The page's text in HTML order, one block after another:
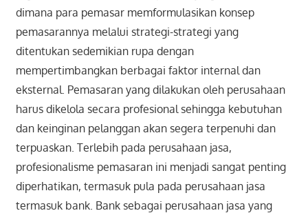
dimana para pemasar memformulasikan konsep
pemasarannya melalui strategi-strategi yang
ditentukan sedemikian rupa dengan
mempertimbangkan berbagai faktor internal dan
eksternal. Pemasaran yang dilakukan oleh perusahaan
harus dikelola secara profesional sehingga kebutuhan
dan keinginan pelanggan akan segera terpenuhi dan
terpuaskan. Terlebih pada perusahaan jasa,
profesionalisme pemasaran ini menjadi sangat penting
diperhatikan, termasuk pula pada perusahaan jasa
termasuk bank. Bank sebagai perusahaan jasa yang